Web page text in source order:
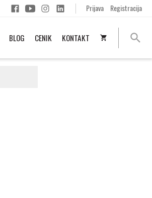
Prijava Registracija
BLOG CENIK KONTAKT